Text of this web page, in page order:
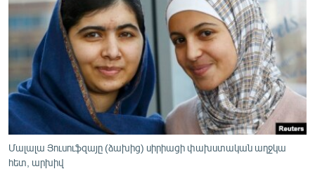
ՄԻՋԱԶԳԱՅԻՆ
ՄՇԱԿՈՒՅԹ
ՍՊՈՐՏ
ՄԵԿՆԱԲԱՆՈՒԹՅՈՒՆ
ՏՏ ԵՒ ԻՆՏԵՐՆԵՏ
ԱՐԽԻՎ
Մալալա Յուսուֆզայը (ձախից) սիրիացի փախստական աղջկա
հետ, արխիվ